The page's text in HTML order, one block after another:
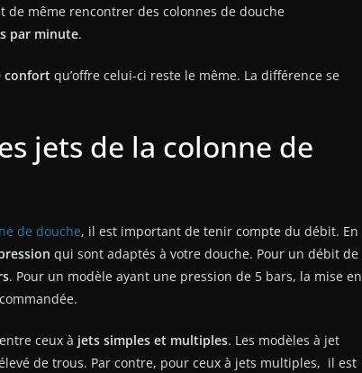
de même rencontrer des colonnes de douche
par minute.
confort qu’offre celui-ci reste le même. La différence se
jets de la colonne de
de douche, il est important de tenir compte du débit. En
qui sont adaptés à votre douche. Pour un débit de
. Pour un modèle ayant une pression de 5 bars, la mise en
ceux à jets simples et multiples. Les modèles à jet
de trous. Par contre, pour ceux à jets multiples, il est